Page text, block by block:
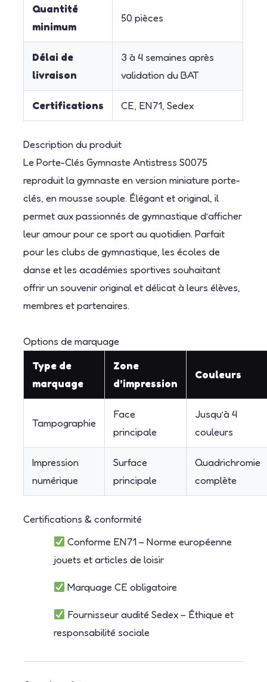
Quantité
minimum
50 pièces
Délai de
livraison
3 à 4 semaines après
validation du BAT
Certifications CE, EN71, Sedex
Description du produit
Le Porte-Clés Gymnaste Antistress S0075
reproduit la gymnaste en version miniature porte-
clés, en mousse souple. Élégant et original, il
permet aux passionnés de gymnastique d’afficher
leur amour pour ce sport au quotidien. Parfait
pour les clubs de gymnastique, les écoles de
danse et les académies sportives souhaitant
offrir un souvenir original et délicat à leurs élèves,
membres et partenaires.
Options de marquage
Type de
marquage
Zone
d’impression
Couleurs
Tampographie
Face
principale
Jusqu’à 4
couleurs
Impression
numérique
Surface
principale
Quadrichromie
complète
Certifications & conformité
Conforme EN71 – Norme européenne
jouets et articles de loisir
Marquage CE obligatoire
Fournisseur audité Sedex – Éthique et
responsabilité sociale